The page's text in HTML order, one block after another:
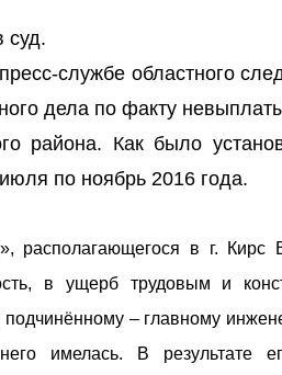
суд.
службе областного
дела по факту
района. Как было
по ноябрь 2016 года.
в г. Кирс
в ущерб трудовым и
подчинённому – главному
имелась. В результате